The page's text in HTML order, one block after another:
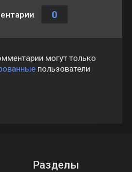
0
могут только
пользователи
Разделы